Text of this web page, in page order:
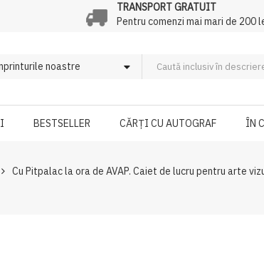
TRANSPORT GRATUIT
Pentru comenzi mai mari de 200
BESTSELLER CĂRȚI CU AUTOGRAF ÎN
Cu Pitpalac la ora de AVAP. Caiet de lucru pentru arte